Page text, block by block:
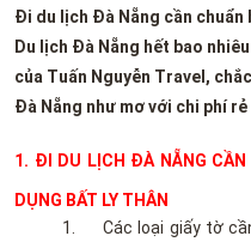
Đi du lịch Đà Nẵng cần chuẩn
Du lịch Đà Nẵng hết bao
của Tuấn Nguyễn Travel,
Đà Nẵng như mơ với chi phí rẻ
1. ĐI DU LỊCH ĐÀ NẴNG CẦN
DỤNG BẤT LY THÂN
1.
Các loại giấy tờ